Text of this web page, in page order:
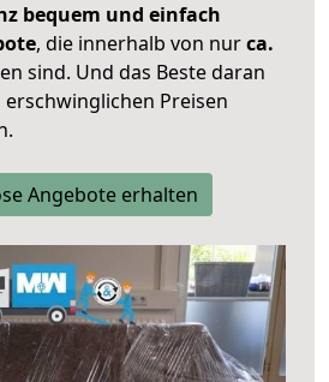
bequem und einfach
, die innerhalb von nurca.
sind. Und das Beste daran
erschwinglichen Preisen
Angebote erhalten